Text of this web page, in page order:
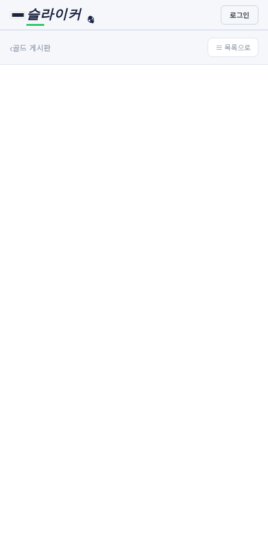
슬라이커 🏀
⚾ 로그인
‹골드 게시판 ≡ 목록으로